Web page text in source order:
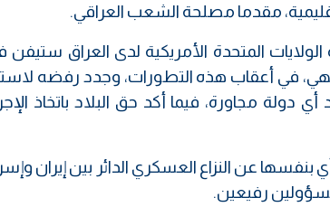
مقدما مصلحة الشعب العراقي.
المتحدة الأمريكية لدى العراق ستيفن
في أعقاب هذه التطورات، وجدد رفضه
دولة مجاورة، فيما أكد حق البلاد باتخاذ
عن النزاع العسكري الدائر بين إيران
رفيعين.